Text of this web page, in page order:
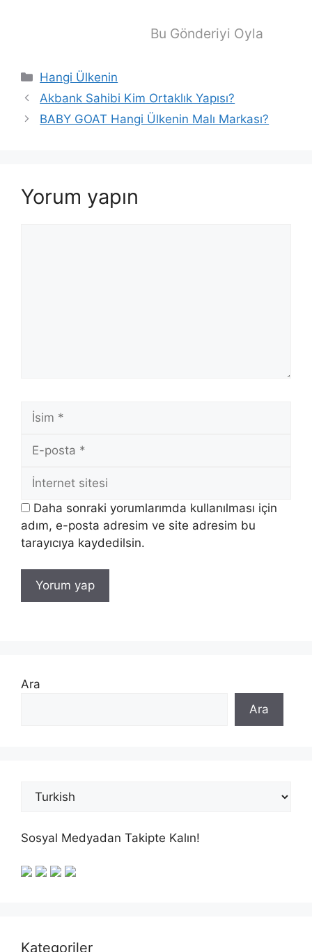
Bu Gönderiyi Oyla
Kategoriler
Hangi Ülkenin
Akbank Sahibi Kim Ortaklık Yapısı?
BABY GOAT Hangi Ülkenin Malı Markası?
Yorum yapın
İsim
posta
İnternet
sitesi
Daha sonraki yorumlarımda kullanılması için
adım, e-posta adresim ve site adresim bu
tarayıcıya kaydedilsin.
Ara
Ara
Sosyal Medyadan Takipte Kalın!
Kategoriler